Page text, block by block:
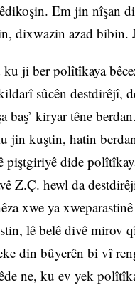
Em jin nîşan
dixwazin azad bibin.
ji ber polîtîkaya
sûcên destdirêjî,
baş’ kiryar têne
jin kuştin, hatin
piştgiriyê dide
Z.Ç. hewl da
xwe ya
lê belê divê mirov
din bûyerên bi vî
ne, ku ev yek